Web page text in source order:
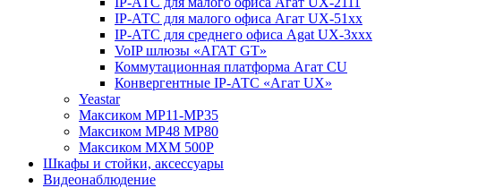
IP-АТС для малого офиса Агат UX-51xx
IP-АТС для среднего офиса Agat UX-3xxx
VoIP шлюзы «АГАТ GT»
Коммутационная платформа Агат CU
Конвергентные IP-АТС «Агат UX»
Yeastar
Максиком МР11-MP35
Максиком МР48 MP80
Максиком МХМ 500P
Шкафы и стойки, аксессуары
Видеонаблюдение